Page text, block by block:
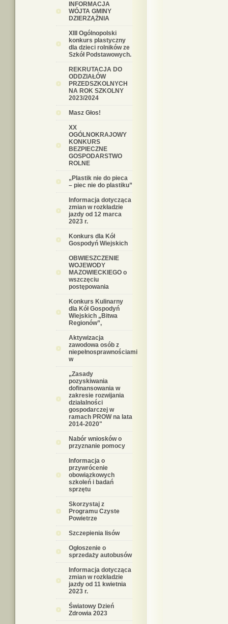
INFORMACJA
WÓJTA GMINY
DZIERZĄŻNIA
XIII Ogólnopolski
konkurs plastyczny
dla dzieci rolników ze
Szkół Podstawowych.
REKRUTACJA DO
ODDZIAŁÓW
PRZEDSZKOLNYCH
NA ROK SZKOLNY
2023/2024
Masz Głos!
XX
OGÓLNOKRAJOWY
KONKURS
BEZPIECZNE
GOSPODARSTWO
ROLNE
„Plastik nie do pieca
– piec nie do plastiku”
Informacja dotycząca
zmian w rozkładzie
jazdy od 12 marca
2023 r.
Konkurs dla Kół
Gospodyń Wiejskich
OBWIESZCZENIE
WOJEWODY
MAZOWIECKIEGO o
wszczęciu
postępowania
Konkurs Kulinarny
dla Kół Gospodyń
Wiejskich „Bitwa
Regionów”,
Aktywizacja
zawodowa osób z
niepełnosprawnościami
w
„Zasady
pozyskiwania
dofinansowania w
zakresie rozwijania
działalności
gospodarczej w
ramach PROW na lata
2014-2020"
Nabór wniosków o
przyznanie pomocy
Informacja o
przywrócenie
obowiązkowych
szkoleń i badań
sprzętu
Skorzystaj z
Programu Czyste
Powietrze
Szczepienia lisów
Ogłoszenie o
sprzedaży autobusów
Informacja dotycząca
zmian w rozkładzie
jazdy od 11 kwietnia
2023 r.
Światowy Dzień
Zdrowia 2023